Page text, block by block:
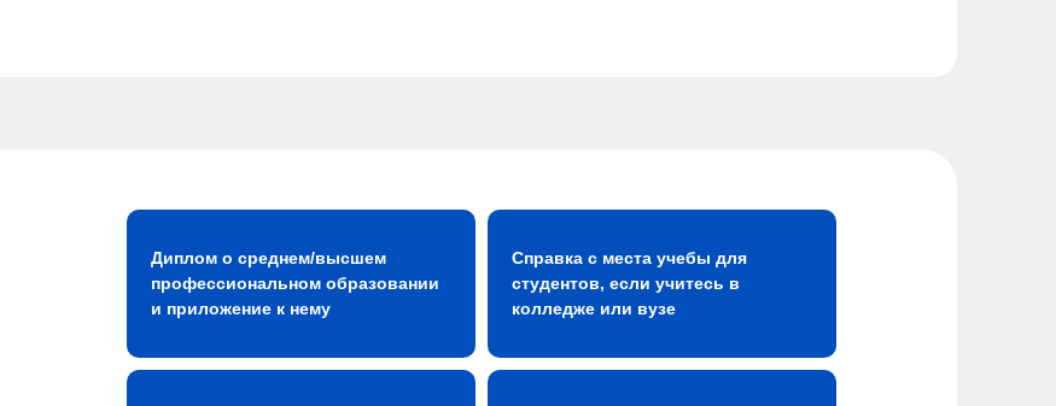
Диплом о среднем/высшем
профессиональном образовании
и приложение к нему
Справка с места учебы для
студентов, если учитесь в
колледже или вузе